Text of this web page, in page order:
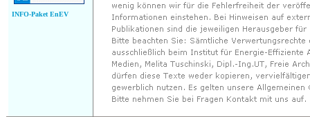
INFO-Paket EnEV